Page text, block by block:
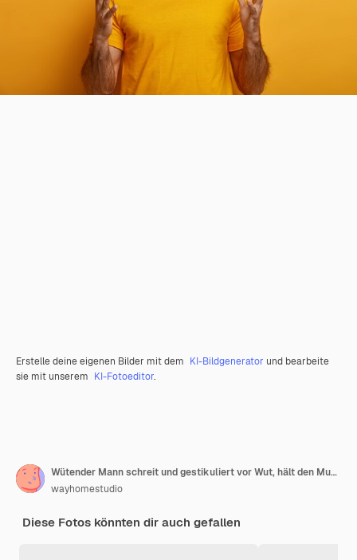
Erstelle deine eigenen Bilder mit dem KI-Bildgenerator und bearbeite
sie mit unserem KI-Fotoeditor.
Wütender Mann schreit und gestikuliert vor Wut, hält den Mund offen
wayhomestudio
Diese Fotos könnten dir auch gefallen